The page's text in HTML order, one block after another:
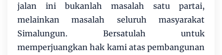
jalan ini bukanlah masalah satu partai,
melainkan masalah seluruh masyarakat
Simalungun. Bersatulah untuk
memperjuangkan hak kami atas pembangunan